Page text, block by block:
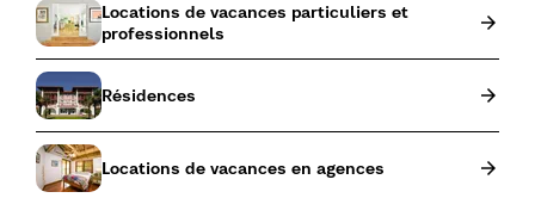
Locations de vacances particuliers et
professionnels
Résidences
Locations de vacances en agences